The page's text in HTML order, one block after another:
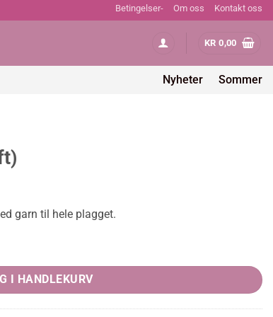
Betingelser- Om oss Kontakt oss
KR 0,00
Nyheter Sommer
garn til hele plagget.
I HANDLEKURV